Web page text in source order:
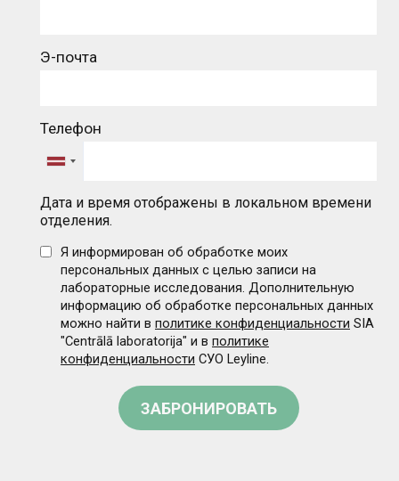
Э-почта
Телефон
Дата и время отображены в локальном времени
отделения.
Я информирован об обработке моих
персональных данных с целью записи на
лабораторные исследования. Дополнительную
информацию об обработке персональных данных
можно найти в политике конфиденциальности SIA
"Centrālā laboratorija" и в политике
конфиденциальности СУО Leyline.
ЗАБРОНИРОВАТЬ